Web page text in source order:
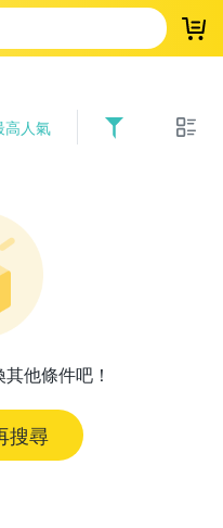
登
高人氣
他條件吧！
搜尋